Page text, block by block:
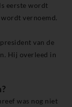
eerste wordt
wordt vernoemd.
van de
Hij overleed in
was nog niet